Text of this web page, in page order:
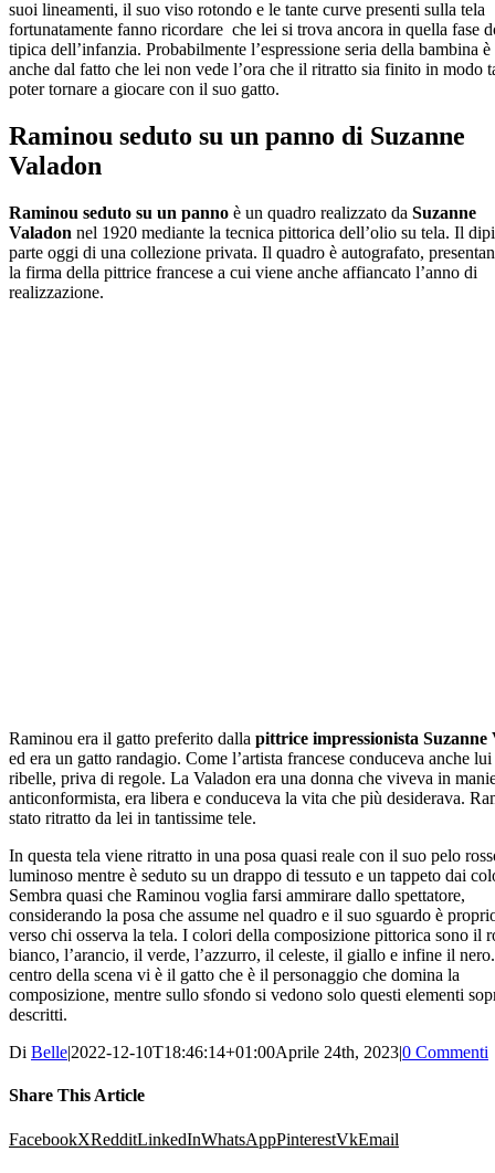
suoi lineamenti, il suo viso rotondo e le tante curve presenti sulla tela
fortunatamente fanno ricordare che lei si trova ancora in quella fase
tipica dell’infanzia. Probabilmente l’espressione seria della bambina
anche dal fatto che lei non vede l’ora che il ritratto sia finito in modo
poter tornare a giocare con il suo gatto.
Raminou seduto su un panno di Suzanne
Valadon
Raminou seduto su un panno è un quadro realizzato da Suzanne
Valadon nel 1920 mediante la tecnica pittorica dell’olio su tela. Il
parte oggi di una collezione privata. Il quadro è autografato,
la firma della pittrice francese a cui viene anche affiancato l’anno di
realizzazione.
Raminou era il gatto preferito dalla pittrice impressionista Suzanne
ed era un gatto randagio. Come l’artista francese conduceva anche
ribelle, priva di regole. La Valadon era una donna che viveva in
anticonformista, era libera e conduceva la vita che più desiderava.
stato ritratto da lei in tantissime tele.
In questa tela viene ritratto in una posa quasi reale con il suo pelo
luminoso mentre è seduto su un drappo di tessuto e un tappeto dai
Sembra quasi che Raminou voglia farsi ammirare dallo spettatore,
considerando la posa che assume nel quadro e il suo sguardo è
verso chi osserva la tela. I colori della composizione pittorica sono il
bianco, l’arancio, il verde, l’azzurro, il celeste, il giallo e infine il
centro della scena vi è il gatto che è il personaggio che domina la
composizione, mentre sullo sfondo si vedono solo questi elementi
descritti.
Di Belle|2022-12-10T18:46:14+01:00Aprile 24th, 2023|0 Commenti
Share This Article
FacebookXRedditLinkedInWhatsAppPinterestVkEmail